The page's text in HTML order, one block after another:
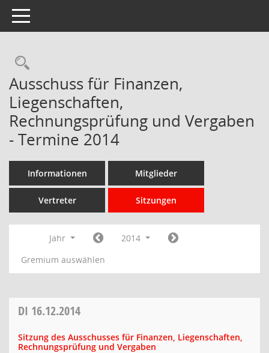
Toggle navigation
Rechercheauswahl
Ausschuss für Finanzen,
Liegenschaften,
Rechnungsprüfung und Vergaben
- Termine 2014
Informationen Mitglieder
Vertreter Sitzungen
Jahr
2014
Gremium auswählen
DI 16.12.2014
Sitzung des Ausschusses für Finanzen, Liegenschaften,
Rechnungsprüfung und Vergaben